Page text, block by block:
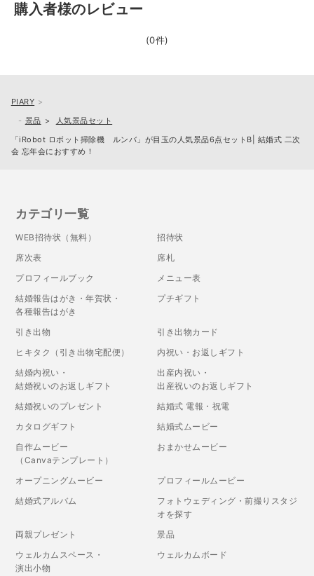
購入者様のレビュー
(0件)
PIARY
景品
人気景品セット
「iRobot ロボット掃除機 ルンバ」が目玉の人気景品6点セットB| 結婚式 二次
会 忘年会におすすめ！
カテゴリ一覧
WEB招待状（無料）
招待状
席次表
席札
プロフィールブック
メニュー表
結婚報告はがき・年賀状・
各種報告はがき
プチギフト
引き出物
引き出物カード
ヒキタク（引き出物宅配便）
内祝い・お返しギフト
結婚内祝い・
結婚祝いのお返しギフト
出産内祝い・
出産祝いのお返しギフト
結婚祝いのプレゼント
結婚式 電報・祝電
カタログギフト
結婚式ムービー
自作ムービー
（Canvaテンプレート）
おまかせムービー
オープニングムービー
プロフィールムービー
結婚式アルバム
フォトウェディング・前撮りスタジ
オを探す
両親プレゼント
景品
ウェルカムスペース・
演出小物
ウェルカムボード